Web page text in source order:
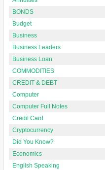
BONDS
Budget
Business
Business Leaders
Business Loan
COMMODITIES
CREDIT & DEBT
Computer
Computer Full Notes
Credit Card
Cryptocurrency
Did You Know?
Economics
English Speaking